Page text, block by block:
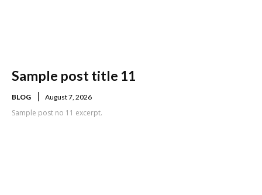
Sample post title 11
BLOG August 7, 2026
Sample post no 11 excerpt.